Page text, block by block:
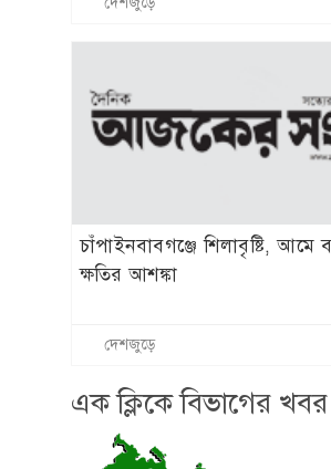
চাঁপাইনবাবগঞ্জে শিলাবৃষ্টি, আমে
ক্ষতির আশঙ্কা
দেশজুড়ে
এক ক্লিকে বিভাগের খবর